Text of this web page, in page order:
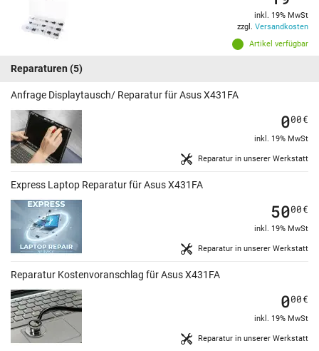
Artikel verfügbar
inkl. 19% MwSt
zzgl. Versandkosten
Reparaturen (5)
Anfrage Displaytausch/ Reparatur für Asus X431FA
Reparatur in unserer Werkstatt
000€
inkl. 19% MwSt
Express Laptop Reparatur für Asus X431FA
Reparatur in unserer Werkstatt
5000€
inkl. 19% MwSt
Reparatur Kostenvoranschlag für Asus X431FA
Reparatur in unserer Werkstatt
000€
inkl. 19% MwSt